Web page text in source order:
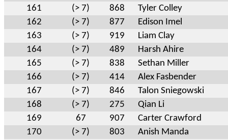
161
(> 7) 868
Tyler Colley
162
(> 7) 877
Edison Imel
163
(> 7) 919
Liam Clay
164
(> 7) 489
Harsh Ahire
165
(> 7) 838
Sethan Miller
166
(> 7) 414
Alex Fasbender
167
(> 7) 846
Talon Sniegowski
168
(> 7) 275
Qian Li
169
67 907
Carter Crawford
170
(> 7) 803
Anish Manda